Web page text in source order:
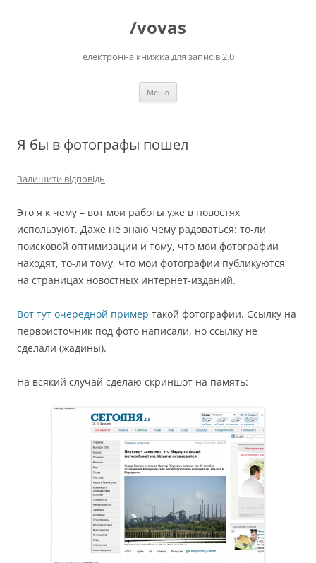
/vovas
електронна книжка для записів 2.0
Меню
Я бы в фотографы пошел
Залишити відповідь
Это я к чему – вот мои работы уже в новостях
используют. Даже не знаю чему радоваться: то-ли
поисковой оптимизации и тому, что мои фотографии
находят, то-ли тому, что мои фотографии публикуются
на страницах новостных интернет-изданий.
Вот тут очередной пример такой фотографии. Ссылку на
первоисточник под фото написали, но ссылку не
сделали (жадины).
На всякий случай сделаю скриншот на память: